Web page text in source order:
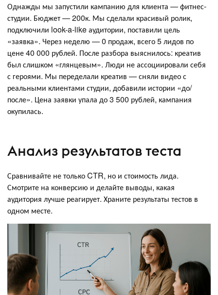
Однажды мы запустили кампанию для клиента — фитнес-
студии. Бюджет — 200к. Мы сделали красивый ролик,
подключили look-a-like аудитории, поставили цель
«заявка». Через неделю — 0 продаж, всего 5 лидов по
цене 40 000 рублей. После разбора выяснилось: креатив
был слишком «глянцевым». Люди не ассоциировали себя
с героями. Мы переделали креатив — сняли видео с
реальными клиентами студии, добавили истории «до/
после». Цена заявки упала до 3 500 рублей, кампания
окупилась.
Анализ результатов теста
Сравнивайте не только CTR, но и стоимость лида.
Смотрите на конверсию и делайте выводы, какая
аудитория лучше реагирует. Храните результаты тестов в
одном месте.